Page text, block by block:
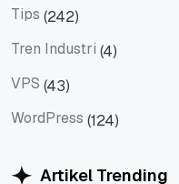
Tips (242)
Tren Industri (4)
VPS (43)
WordPress (124)
Artikel Trending